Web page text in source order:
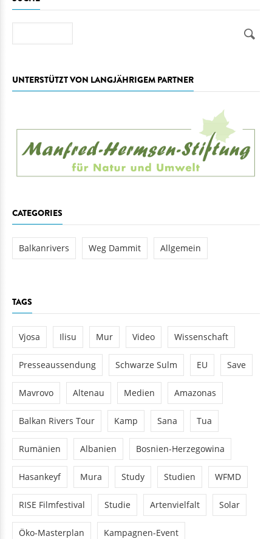
UNTERSTÜTZT VON LANGJÄHRIGEM PARTNER
CATEGORIES
Balkanrivers Weg Dammit Allgemein
TAGS
Vjosa Ilisu Mur Video Wissenschaft
Presseaussendung Schwarze Sulm EU Save
Mavrovo Altenau Medien Amazonas
Balkan Rivers Tour Kamp Sana Tua
Rumänien Albanien Bosnien-Herzegowina
Hasankeyf Mura Study Studien WFMD
RISE Filmfestival Studie Artenvielfalt Solar
Öko-Masterplan Kampagnen-Event